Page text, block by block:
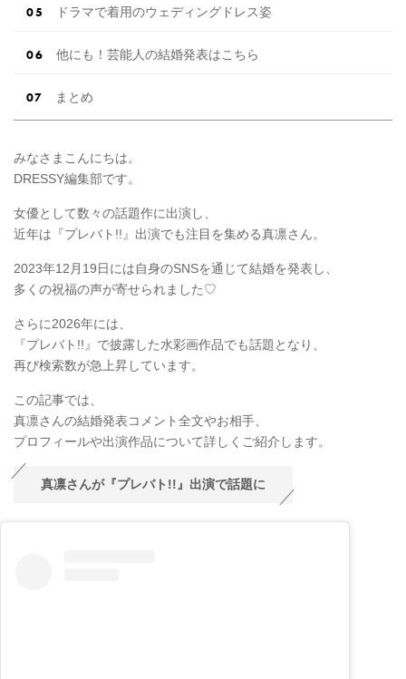
ドラマで着用のウェディングドレス姿
他にも！芸能人の結婚発表はこちら
まとめ
みなさまこんにちは。
DRESSY編集部です。
女優として数々の話題作に出演し、
近年は『プレバト!!』出演でも注目を集める真凛さん。
2023年12月19日には自身のSNSを通じて結婚を発表し、
多くの祝福の声が寄せられました♡
さらに2026年には、
『プレバト!!』で披露した水彩画作品でも話題となり、
再び検索数が急上昇しています。
この記事では、
真凛さんの結婚発表コメント全文やお相手、
プロフィールや出演作品について詳しくご紹介します。
真凛さんが『プレバト!!』出演で話題に